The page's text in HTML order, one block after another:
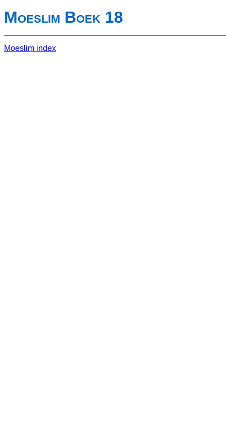
Moeslim Boek 18
Moeslim index